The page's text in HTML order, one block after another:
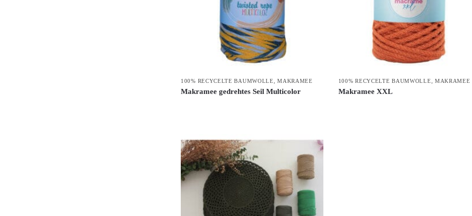
100% RECYCELTE BAUMWOLLE ,MAKRAMEE
Makramee gedrehtes Seil Multicolor
100% RECYCELTE BAUMWOLLE MAKRAMEE
Makramee XXL